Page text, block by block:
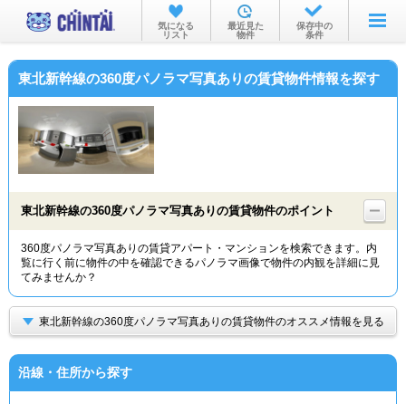
お部屋を探す
沿線・駅から
物件特集から
TOP
気になる
リスト
最近見た
物件
保存中の
条件
東北新幹線の360度パノラマ写真ありの賃貸物件情報を探す
東北新幹線の360度パノラマ写真ありの賃貸物件のポイント
360度パノラマ写真ありの賃貸アパート・マンションを検索できます。内
覧に行く前に物件の中を確認できるパノラマ画像で物件の内観を詳細に見
てみませんか？
東北新幹線の360度パノラマ写真ありの賃貸物件のオススメ情報を見る
沿線・住所から探す